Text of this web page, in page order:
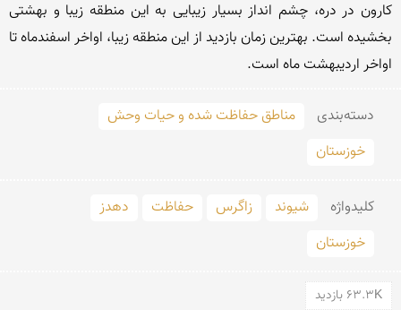
اواخر اردیبهشت ماه است.
دسته‌بندی
مناطق حفاظت شده و حیات وحش
خوزستان
کلید‌واژه شیوند زاگرس حفاظت
دهدز
خوزستان
63.3K بازدید